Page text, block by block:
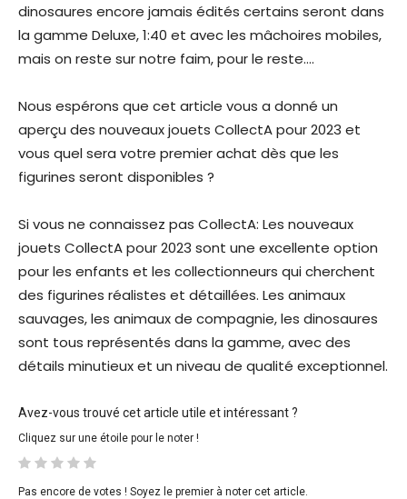
dinosaures encore jamais édités certains seront dans
la gamme Deluxe, 1:40 et avec les mâchoires mobiles,
mais on reste sur notre faim, pour le reste….
Nous espérons que cet article vous a donné un
aperçu des nouveaux jouets CollectA pour 2023 et
vous quel sera votre premier achat dès que les
figurines seront disponibles ?
Si vous ne connaissez pas CollectA: Les nouveaux
jouets CollectA pour 2023 sont une excellente option
pour les enfants et les collectionneurs qui cherchent
des figurines réalistes et détaillées. Les animaux
sauvages, les animaux de compagnie, les dinosaures
sont tous représentés dans la gamme, avec des
détails minutieux et un niveau de qualité exceptionnel.
Avez-vous trouvé cet article utile et intéressant ?
Cliquez sur une étoile pour le noter !
Pas encore de votes ! Soyez le premier à noter cet article.